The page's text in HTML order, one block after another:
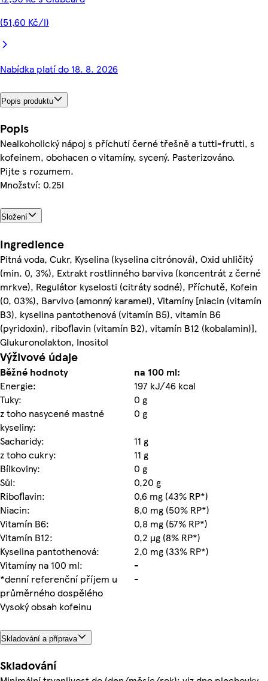
(51,60 Kč/l)
Nabídka platí do 18. 8. 2026
Popis produktu
Popis
Nealkoholický nápoj s příchutí černé třešně a tutti-frutti, s
kofeinem, obohacen o vitamíny, sycený. Pasterizováno.
Pijte s rozumem.
Množství: 0.25l
Složení
Ingredience
Pitná voda, Cukr, Kyselina (kyselina citrónová), Oxid uhličitý
(min. 0, 3%), Extrakt rostlinného barviva (koncentrát z černé
mrkve), Regulátor kyselosti (citráty sodné), Příchutě, Kofein
(0, 03%), Barvivo (amonný karamel), Vitamíny [niacin (vitamín
B3), kyselina pantothenová (vitamín B5), vitamín B6
(pyridoxin), riboflavin (vitamín B2), vitamín B12 (kobalamin)],
Glukuronolakton, Inositol
Výživové údaje
Běžné hodnoty
na 100 ml:
Energie:
197 kJ/46 kcal
Tuky:
0 g
z toho nasycené mastné
kyseliny:
0 g
Sacharidy:
11 g
z toho cukry:
11 g
Bílkoviny:
0 g
Sůl:
0,20 g
Riboflavin:
0,6 mg (43% RP*)
Niacin:
8,0 mg (50% RP*)
Vitamín B6:
0,8 mg (57% RP*)
Vitamín B12:
0,2 µg (8% RP*)
Kyselina pantothenová:
2,0 mg (33% RP*)
Vitamíny na 100 ml:
-
*denní referenční příjem u
průměrného dospělého
-
Vysoký obsah kofeinu
Skladování a příprava
Skladování